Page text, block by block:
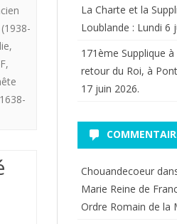
,
,
La Charte et la
Loublande : Lundi 6
171ème Supplique
retour du Roi, à
17 juin 2026.
Chouandecoeur
Marie Reine de
Ordre Romain de la